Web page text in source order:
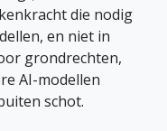
die nodig
en niet in
grondrechten,
AI-modellen
schot.